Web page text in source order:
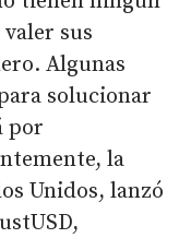
sus
Algunas
solucionar
por
la
Unidos, lanzó